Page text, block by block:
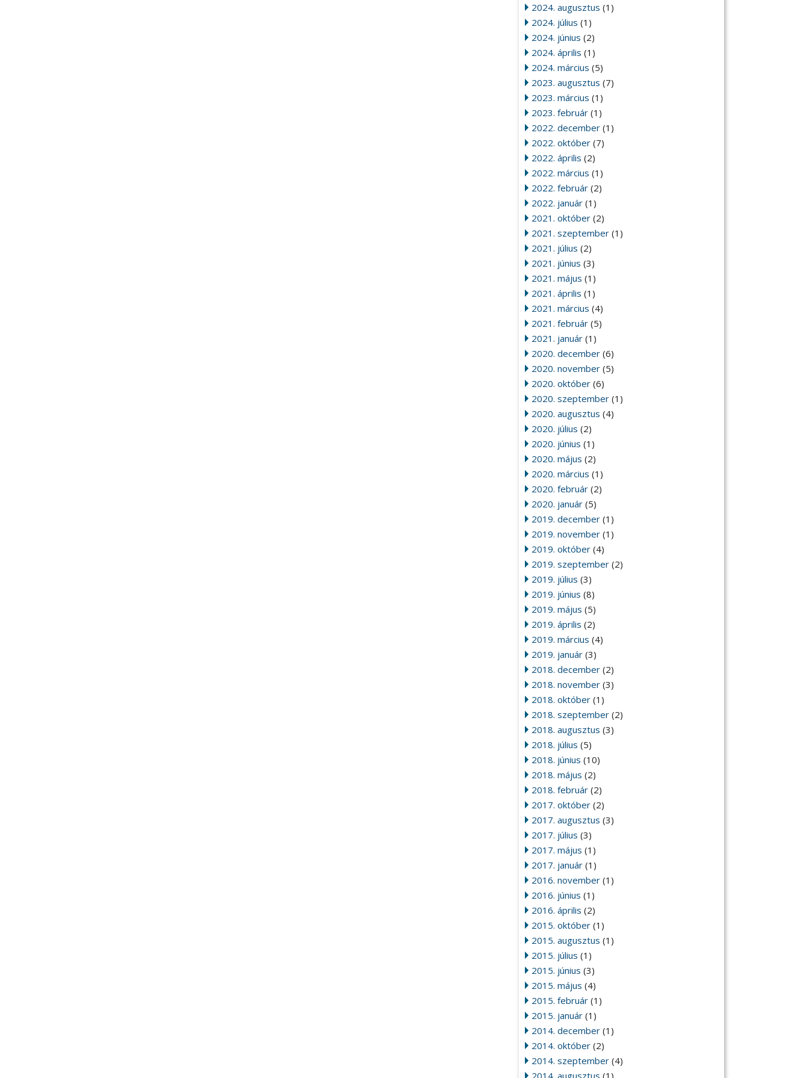
2024. augusztus (1)
2024. július (1)
2024. június (2)
2024. április (1)
2024. március (5)
2023. augusztus (7)
2023. március (1)
2023. február(1)
2022. december(1)
2022. október(7)
2022. április (2)
2022. március (1)
2022. február(2)
2022. január(1)
2021. október(2)
2021. szeptember(1)
2021. július (2)
2021. június (3)
2021. május (1)
2021. április (1)
2021. március (4)
2021. február(5)
2021. január(1)
2020. december(6)
2020. november(5)
2020. október(6)
2020. szeptember(1)
2020. augusztus (4)
2020. július (2)
2020. június (1)
2020. május (2)
2020. március (1)
2020. február(2)
2020. január(5)
2019. december(1)
2019. november(1)
2019. október(4)
2019. szeptember(2)
2019. július (3)
2019. június (8)
2019. május (5)
2019. április (2)
2019. március (4)
2019. január(3)
2018. december(2)
2018. november(3)
2018. október(1)
2018. szeptember(2)
2018. augusztus (3)
2018. július (5)
2018. június (10)
2018. május (2)
2018. február(2)
2017. október(2)
2017. augusztus (3)
2017. július (3)
2017. május (1)
2017. január(1)
2016. november(1)
2016. június (1)
2016. április (2)
2015. október(1)
2015. augusztus (1)
2015. július (1)
2015. június (3)
2015. május (4)
2015. február(1)
2015. január(1)
2014. december(1)
2014. október(2)
2014. szeptember(4)
2014. augusztus (1)